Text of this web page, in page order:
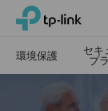
Click
the
TP-Link, Reliably
環境保護
セキ
プ